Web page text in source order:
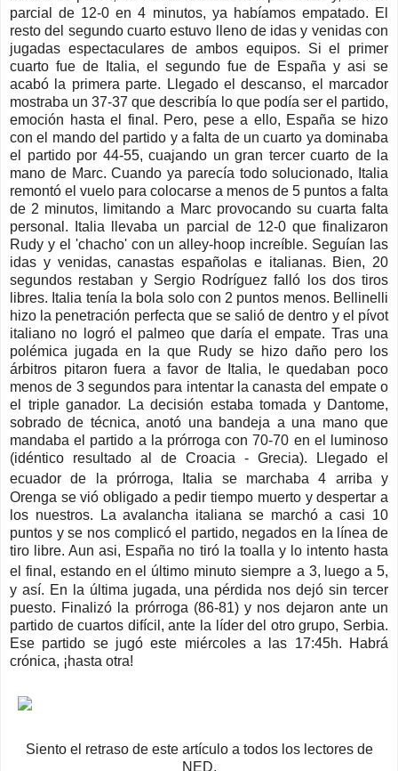
parcial de 12-0 en 4 minutos, ya habíamos empatado. El
resto del segundo cuarto estuvo lleno de idas y venidas con
jugadas espectaculares de ambos equipos. Si el primer
cuarto fue de Italia, el segundo fue de España y asi se
acabó la primera parte. Llegado el descanso, el marcador
mostraba un 37-37 que describía lo que podía ser el partido,
emoción hasta el final. Pero, pese a ello, España se hizo
con el mando del partido y a falta de un cuarto ya dominaba
el partido por 44-55, cuajando un gran tercer cuarto de la
mano de Marc. Cuando ya parecía todo solucionado, Italia
remontó el vuelo para colocarse a menos de 5 puntos a falta
de 2 minutos, limitando a Marc provocando su cuarta falta
personal. Italia llevaba un parcial de 12-0 que finalizaron
Rudy y el 'chacho' con un alley-hoop increíble. Seguían las
idas y venidas, canastas españolas e italianas. Bien, 20
segundos restaban y Sergio Rodríguez falló los dos tiros
libres. Italia tenía la bola solo con 2 puntos menos. Bellinelli
hizo la penetración perfecta que se salió de dentro y el pívot
italiano no logró el palmeo que daría el empate. Tras una
polémica jugada en la que Rudy se hizo daño pero los
árbitros pitaron fuera a favor de Italia, le quedaban poco
menos de 3 segundos para intentar la canasta del empate o
el triple ganador. La decisión estaba tomada y Dantome,
sobrado de técnica, anotó una bandeja a una mano que
mandaba el partido a la prórroga con 70-70 en el luminoso
(idéntico resultado al de Croacia - Grecia). Llegado el
ecuador de la prórroga, Italia se marchaba 4 arriba y
Orenga se vió obligado a pedir tiempo muerto y despertar a
los nuestros. La avalancha italiana se marchó a casi 10
puntos y se nos complicó el partido, negados en la línea de
tiro libre. Aun asi, España no tiró la toalla y lo intento hasta
el final, estando en el último minuto siempre a 3, luego a 5,
y así. En la última jugada, una pérdida nos dejó sin tercer
puesto. Finalizó la prórroga (86-81) y nos dejaron ante un
partido de cuartos difícil, ante la líder del otro grupo, Serbia.
Ese partido se jugó este miércoles a las 17:45h. Habrá
crónica, ¡hasta otra!
Siento el retraso de este artículo a todos los lectores de
NED.